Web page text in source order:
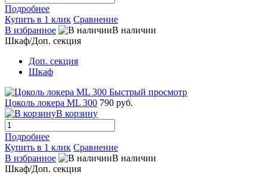
Подробнее
Купить в 1 клик Сравнение
В избранное
В наличии
Шкаф/Доп. секция
Доп. секция
Шкаф
Быстрый просмотр
Цоколь локера ML 300 790 руб.
В корзину
Подробнее
Купить в 1 клик Сравнение
В избранное
В наличии
Шкаф/Доп. секция